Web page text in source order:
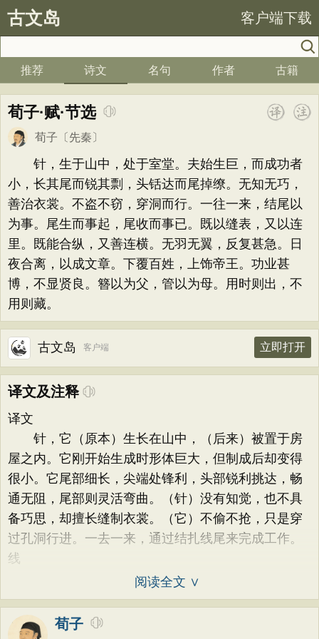
古文岛 客户端下载
推荐 诗文 名句 作者 古籍
荀子·赋·节选
荀子 〔先秦〕
针，生于山中，处于室堂。夫始生巨，而成功者
小，长其尾而锐其剽，头铦达而尾掉缭。无知无巧，
善治衣裳。不盗不窃，穿洞而行。一往一来，结尾以
为事。尾生而事起，尾收而事已。既以缝表，又以连
里。既能合纵，又善连横。无羽无翼，反复甚急。日
夜合离，以成文章。下覆百姓，上饰帝王。功业甚
博，不显贤良。簪以为父，管以为母。用时则出，不
用则藏。
古文岛 客户端 立即打开
译文及注释
译文
针，它（原本）生长在山中，（后来）被置于房
屋之内。它刚开始生成时形体巨大，但制成后却变得
很小。它尾部细长，尖端处锋利，头部锐利挑达，畅
通无阻，尾部则灵活弯曲。（针）没有知觉，也不具
备巧思，却擅长缝制衣裳。（它）不偷不抢，只是穿
过孔洞行进。一去一来，通过结扎线尾来完成工作。
线
阅读全文 ∨
荀子